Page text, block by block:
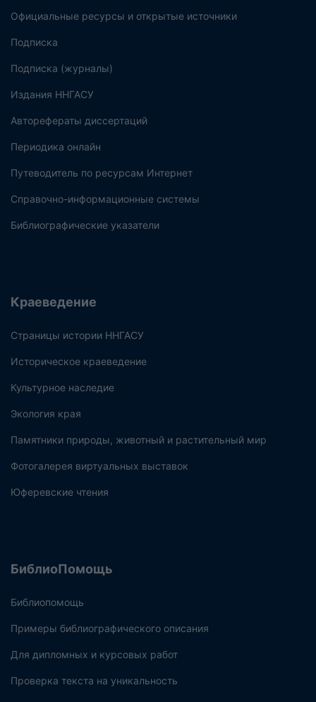
Официальные ресурсы и открытые источники
Подписка
Подписка (журналы)
Издания ННГАСУ
Авторефераты диссертаций
Периодика онлайн
Путеводитель по ресурсам Интернет
Справочно-информационные системы
Библиографические указатели
Краеведение
Страницы истории ННГАСУ
Историческое краеведение
Культурное наследие
Экология края
Памятники природы, животный и растительный мир
Фотогалерея виртуальных выставок
Юферевские чтения
БиблиоПомощь
Библиопомощь
Примеры библиографического описания
Для дипломных и курсовых работ
Проверка текста на уникальность